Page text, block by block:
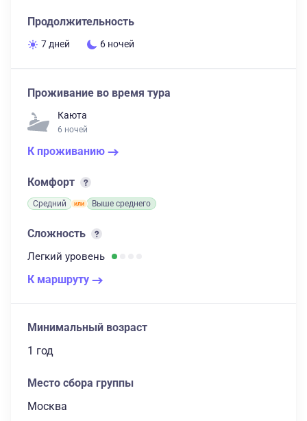
Продолжительность
7 дней 6 ночей
Проживание во время тура
Каюта
6 ночей
К проживанию
Комфорт
Средний Выше среднего
Сложность
Легкий уровень
К маршруту
Минимальный возраст
1 год
Место сбора группы
Москва